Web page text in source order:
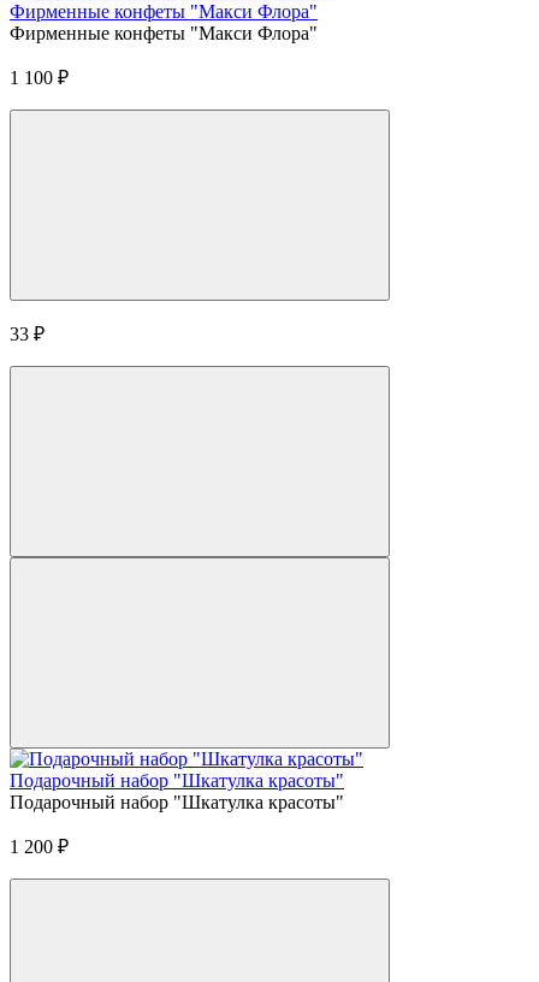
Фирменные конфеты "Макси Флора"
Фирменные конфеты "Макси Флора"
1 100 ₽
33 ₽
Подарочный набор "Шкатулка красоты"
Подарочный набор "Шкатулка красоты"
1 200 ₽